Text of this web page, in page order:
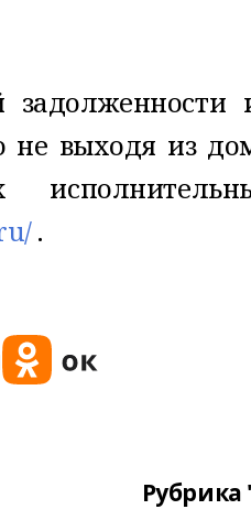
задолженности
не выходя из
.